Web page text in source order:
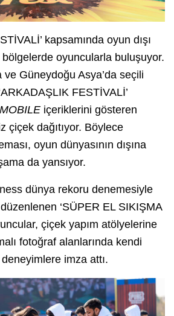
kapsamında oyun dışı
oyuncularla buluşuyor.
ve Güneydoğu Asya’da seçili
FESTİVALİ’
içeriklerini gösteren
çiçek dağıtıyor. Böylece
oyun dünyasının dışına
da yansıyor.
dünya rekoru denemesiyle
‘SÜPER EL SIKIŞMA
çiçek yapım atölyelerine
fotoğraf alanlarında kendi
deneyimlere imza attı.